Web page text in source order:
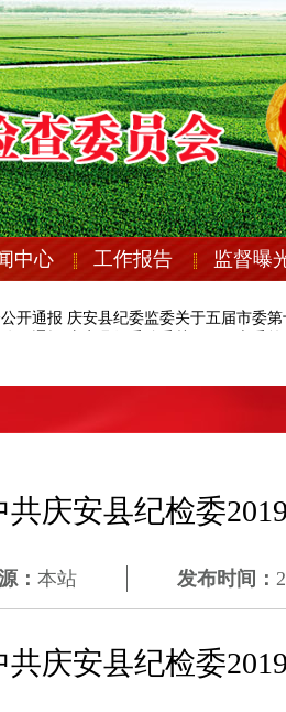
中心 工作报告 监督曝
开通报 庆安县纪委监委关于五届市委第
通报
庆安县纪委监委关于五届市委
共庆安县纪检委
： 本站 发布时间：
共庆安县纪检委